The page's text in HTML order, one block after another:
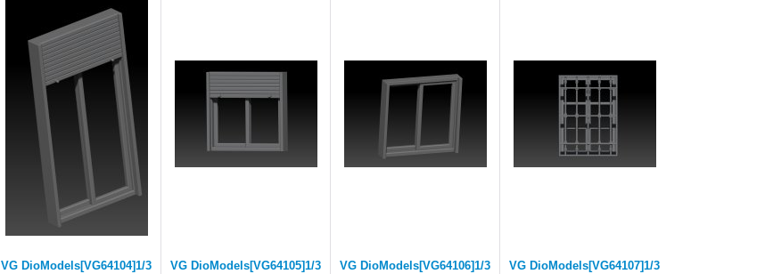
VG DioModels[VG64104]1/3
VG DioModels[VG64105]1/3
VG DioModels[VG64106]1/3
VG DioModels[VG64107]1/3